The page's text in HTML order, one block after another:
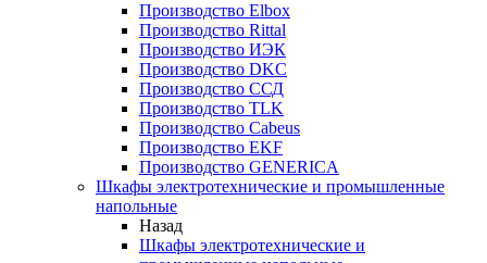
Производство Elbox
Производство Rittal
Производство ИЭК
Производство DKC
Производство ССД
Производство TLK
Производство Cabeus
Производство EKF
Производство GENERICA
Шкафы электротехнические и промышленные
напольные
Назад
Шкафы электротехнические и